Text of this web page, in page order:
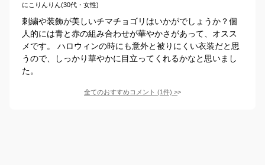
にこりんりん(30代・女性)
刺繍や装飾が美しいチマチョゴリはいかがでしょうか？個
人的には青と赤の組み合わせが華やかさがあって、オスス
メです。 ハロウィンの時にも意外と被りにくい衣装だと思
うので、しっかり華やかに目立ってくれるかなと思いまし
た。
全てのおすすめコメント (1件) >